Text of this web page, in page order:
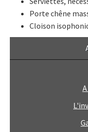
Porte chêne
Cloison